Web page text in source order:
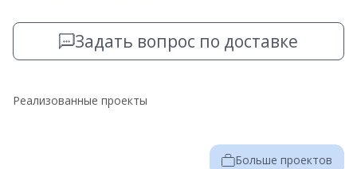
Задать вопрос по доставке
Реализованные проекты
Больше проектов